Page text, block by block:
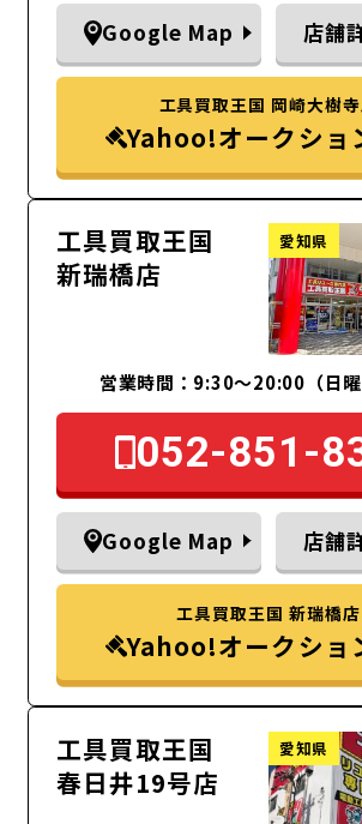
Google Map 店舗
工具買取王国 岡崎大樹
Yahoo!オークショ
工具買取王国
新瑞橋店
愛知県
営業時間：9:30～20:00（日曜
052-851-
Google Map 店舗
工具買取王国 新瑞橋店
Yahoo!オークショ
工具買取王国
春日井19号店
愛知県